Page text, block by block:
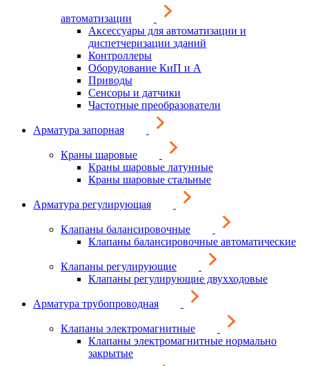
автоматизации
Аксессуары для автоматизации и
диспетчеризации зданий
Контроллеры
Оборудование КиП и А
Приводы
Сенсоры и датчики
Частотные преобразователи
Арматура запорная
Краны шаровые
Краны шаровые латунные
Краны шаровые стальные
Арматура регулирующая
Клапаны балансировочные
Клапаны балансировочные автоматические
Клапаны регулирующие
Клапаны регулирующие двухходовые
Арматура трубопроводная
Клапаны электромагнитные
Клапаны электромагнитные нормально
закрытые